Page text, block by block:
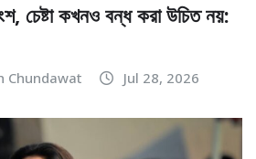
চেষ্টা কখনও বন্ধ করা উচিত নয়:
Chundawat Jul 28, 2026